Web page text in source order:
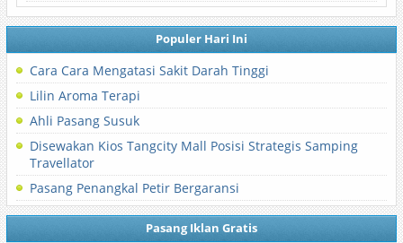
Populer Hari Ini
Cara Cara Mengatasi Sakit Darah Tinggi
Lilin Aroma Terapi
Ahli Pasang Susuk
Disewakan Kios Tangcity Mall Posisi Strategis Samping
Travellator
Pasang Penangkal Petir Bergaransi
Pasang Iklan Gratis